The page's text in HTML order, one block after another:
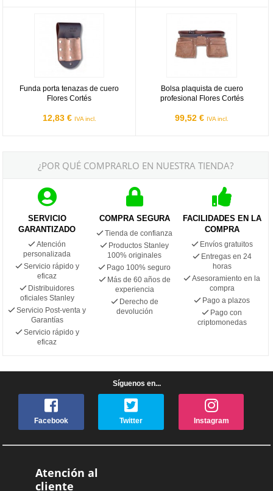
Funda porta tenazas de cuero
Flores Cortés
12,83 € IVA incl.
Bolsa plaquista de cuero
profesional Flores Cortés
99,52 € IVA incl.
¿POR QUÉ COMPRARLO EN NUESTRA TIENDA?
SERVICIO
GARANTIZADO
Atención
personalizada
Servicio rápido y
eficaz
Distribuidores
oficiales Stanley
Servicio Post-venta y
Garantías
Servicio rápido y
eficaz
COMPRA SEGURA
Tienda de confianza
Productos Stanley
100% originales
Pago 100% seguro
Más de 60 años de
experiencia
Derecho de
devolución
FACILIDADES EN LA
COMPRA
Envíos gratuitos
Entregas en 24
horas
Asesoramiento en la
compra
Pago a plazos
Pago con
criptomonedas
Síguenos en...
Facebook Twitter Instagram
Atención al
cliente